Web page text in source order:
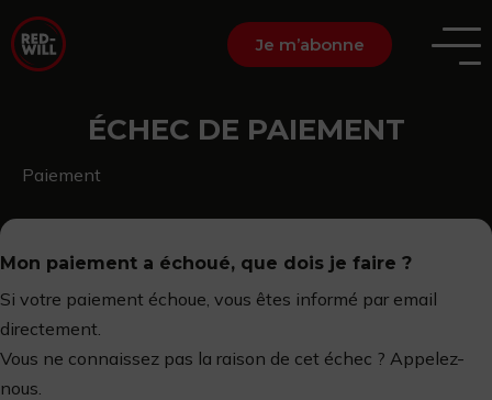
Je m’abonne
ÉCHEC DE PAIEMENT
Paiement
Mon paiement a échoué, que dois je faire ?
Si votre paiement échoue, vous êtes informé par email
directement.
Vous ne connaissez pas la raison de cet échec ? Appelez-
nous.